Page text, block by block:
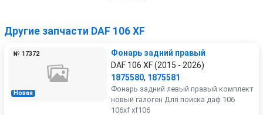
Другие запчасти DAF 106 XF
Новая
№ 17372
Фонарь задний правый
DAF 106 XF (2015 - 2026)
1875580, 1875581
Фонарь задний левый правый комплект
новый галоген Для поиска даф 106
106xf xf106